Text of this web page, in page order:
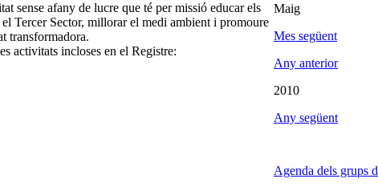
sense afany de lucre que té per missió educar els
Tercer Sector, millorar el medi ambient i promoure
transformadora.
activitats incloses en el Registre:
Maig
Mes següent
Any anterior
2010
Any següent
Agenda dels grups